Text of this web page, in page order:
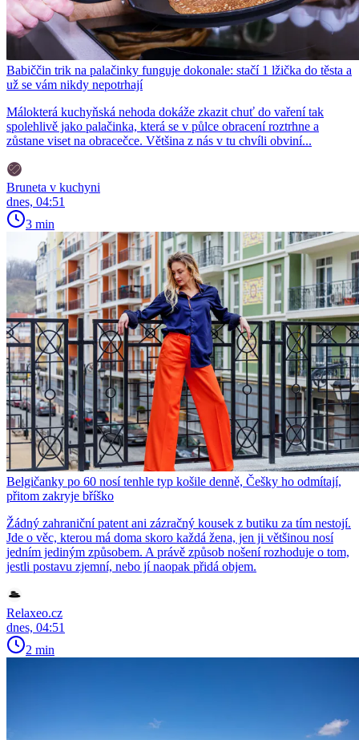
Babiččin trik na palačinky funguje dokonale: stačí 1 lžička do těsta a
už se vám nikdy nepotrhají
Málokterá kuchyňská nehoda dokáže zkazit chuť do vaření tak
spolehlivě jako palačinka, která se v půlce obracení roztrhne a
zůstane viset na obracečce. Většina z nás v tu chvíli obviní...
Bruneta v kuchyni
dnes, 04:51
3 min
Belgičanky po 60 nosí tenhle typ košile denně, Češky ho odmítají,
přitom zakryje bříško
Žádný zahraniční patent ani zázračný kousek z butiku za tím nestojí.
Jde o věc, kterou má doma skoro každá žena, jen ji většinou nosí
jedním jediným způsobem. A právě způsob nošení rozhoduje o tom,
jestli postavu zjemní, nebo jí naopak přidá objem.
Relaxeo.cz
dnes, 04:51
2 min